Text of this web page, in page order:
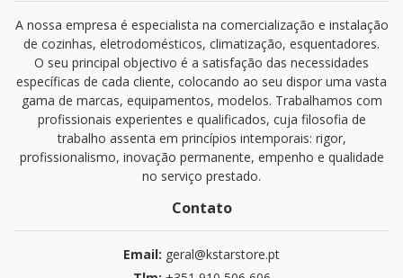
A nossa empresa é especialista na comercialização e instalação
de cozinhas, eletrodomésticos, climatização, esquentadores.
O seu principal objectivo é a satisfação das necessidades
específicas de cada cliente, colocando ao seu dispor uma vasta
gama de marcas, equipamentos, modelos. Trabalhamos com
profissionais experientes e qualificados, cuja filosofia de
trabalho assenta em princípios intemporais: rigor,
profissionalismo, inovação permanente, empenho e qualidade
no serviço prestado.
Contato
Email: geral@kstarstore.pt